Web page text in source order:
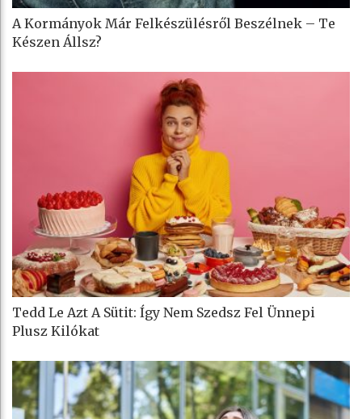
A Kormányok Már Felkészülésről Beszélnek – Te
Készen Állsz?
Tedd Le Azt A Sütit: Így Nem Szedsz Fel Ünnepi
Plusz Kilókat